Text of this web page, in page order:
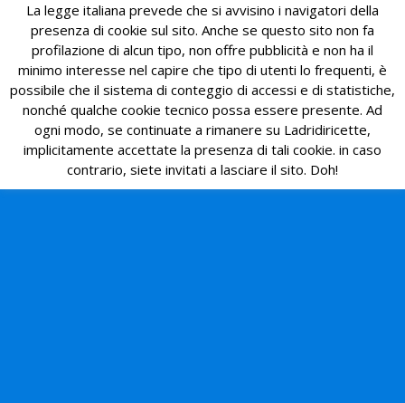
La legge italiana prevede che si avvisino i navigatori della
presenza di cookie sul sito. Anche se questo sito non fa
profilazione di alcun tipo, non offre pubblicità e non ha il
minimo interesse nel capire che tipo di utenti lo frequenti, è
possibile che il sistema di conteggio di accessi e di statistiche,
nonché qualche cookie tecnico possa essere presente. Ad
ogni modo, se continuate a rimanere su Ladridiricette,
implicitamente accettate la presenza di tali cookie. in caso
contrario, siete invitati a lasciare il sito. Doh!